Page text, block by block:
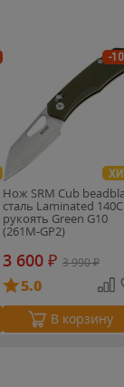
-
Нож SRM Cub
сталь Laminated
рукоять Green G10
(261M-GP2)
3 600 ₽ 3 990₽
5.0
В корзину